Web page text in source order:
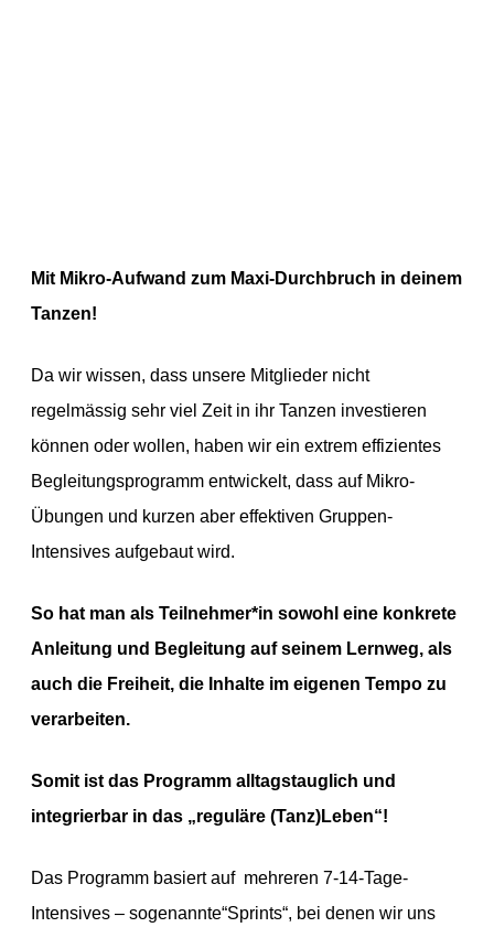
Mit Mikro-Aufwand zum Maxi-Durchbruch in deinem
Tanzen!
Da wir wissen, dass unsere Mitglieder nicht
regelmässig sehr viel Zeit in ihr Tanzen investieren
können oder wollen, haben wir ein extrem effizientes
Begleitungsprogramm entwickelt, dass auf Mikro-
Übungen und kurzen aber effektiven Gruppen-
Intensives aufgebaut wird.
So hat man als Teilnehmer*in sowohl eine konkrete
Anleitung und Begleitung auf seinem Lernweg, als
auch die Freiheit, die Inhalte im eigenen Tempo zu
verarbeiten.
Somit ist das Programm alltagstauglich und
integrierbar in das „reguläre (Tanz)Leben“!
Das Programm basiert auf mehreren 7-14-Tage-
Intensives – sogenannte“Sprints“, bei denen wir uns